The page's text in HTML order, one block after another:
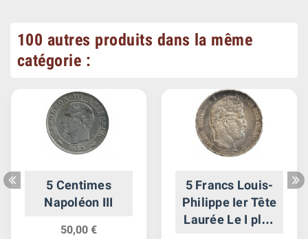
100 autres produits dans la même
catégorie :
5 Centimes
Napoléon III
50,00 €
5 Francs Louis-
Philippe Ier Tête
Laurée Le I plus